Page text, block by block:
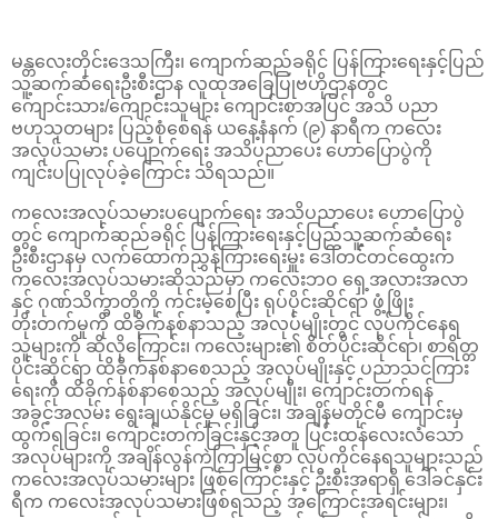
မန္တလေးတိုင်းဒေသကြီး၊ ကျောက်ဆည်ခရိုင် ပြန်ကြားရေးနှင့်ပြည်
သူ့ဆက်ဆံရေးဦးစီးဌာန လူထုအခြေပြုဗဟိုဌာနတွင်
ကျောင်းသား/ကျောင်းသူများ ကျောင်းစာအပြင် အသိ ပညာ
ဗဟုသုတများ ပြည့်စုံစေရန် ယနေ့နံနက် (၉) နာရီက ကလေး
အလုပ်သမား ပပျောက်ရေး အသိပညာပေး ဟောပြောပွဲကို
ကျင်းပပြုလုပ်ခဲ့ကြောင်း သိရသည်။
ကလေးအလုပ်သမားပပျောက်ရေး အသိပညာပေး ဟောပြောပွဲ
တွင် ကျောက်ဆည်ခရိုင် ပြန်ကြားရေးနှင့်ပြည်သူ့ဆက်ဆံရေး
ဦးစီးဌာနမှ လက်ထောက်ညွှန်ကြားရေးမှူး ဒေါ်တင်တင်ထွေးက
ကလေးအလုပ်သမားဆိုသည်မှာ ကလေးဘဝ ရှေ့အလားအလာ
နှင့် ဂုဏ်သိက္ခာတို့ကို ကင်းမဲ့စေပြီး ရုပ်ပိုင်းဆိုင်ရာ ဖွံ့ဖြိုး
တိုးတက်မှုကို ထိခိုက်နစ်နာသည့် အလုပ်မျိုးတွင် လုပ်ကိုင်နေရ
သူများကို ဆိုလိုကြောင်း၊ ကလေးများ၏ စိတ်ပိုင်းဆိုင်ရာ၊ စာရိတ္တ
ပိုင်းဆိုင်ရာ ထိခိုက်နစ်နာစေသည့် အလုပ်မျိုးနှင့် ပညာသင်ကြား
ရေးကို ထိခိုက်နစ်နာစေသည့် အလုပ်မျိုး၊ ကျောင်းတက်ရန်
အခွင့်အလမ်း ရွေးချယ်နိုင်မှု မရှိခြင်း၊ အချိန်မတိုင်မီ ကျောင်းမှ
ထွက်ရခြင်း၊ ကျောင်းတက်ခြင်းနှင့်အတူ ပြင်းထန်လေးလံသော
အလုပ်များကို အချိန်လွန်ကဲကြာမြင့်စွာ လုပ်ကိုင်နေရသူများသည်
ကလေးအလုပ်သမားများ ဖြစ်ကြောင်းနှင့် ဦးစီးအရာရှိ ဒေါ်ခင်နှင်း
ရီက ကလေးအလုပ်သမားဖြစ်ရသည့် အကြောင်းအရင်းများ၊